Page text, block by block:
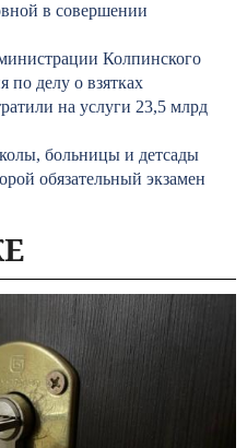
в совершении
Колпинского
по делу о взятках
на услуги 23,5 млрд
больницы и детсады
обязательный экзамен